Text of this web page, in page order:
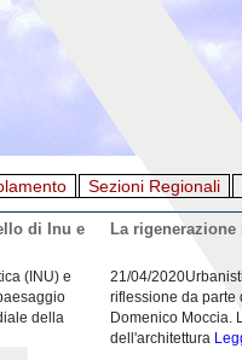
Sezioni Regionali
di Inu e
(INU) e
della
La
21/04/
riflessione da parte
Domenico Moccia.
dell'architettura